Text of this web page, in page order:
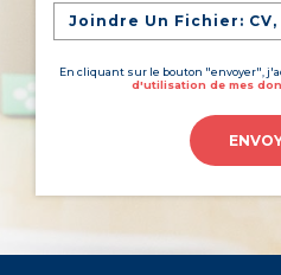
Joindre Un Fichier:
En cliquant sur le bouton "envoyer",
d'utilisation de mes